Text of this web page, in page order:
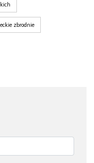
zbrodnie